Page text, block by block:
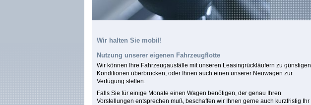
Wir halten Sie mobil!
Nutzung unserer eigenen Fahrzeugflotte
Wir können Ihre Fahrzeugausfälle mit unseren Leasingrückläufern zu günstigen
Konditionen überbrücken, oder Ihnen auch einen unserer Neuwagen zur
Verfügung stellen.
Falls Sie für einige Monate einen Wagen benötigen, der genau Ihren
Vorstellungen entsprechen muß, beschaffen wir Ihnen gerne auch kurzfristig Ihr